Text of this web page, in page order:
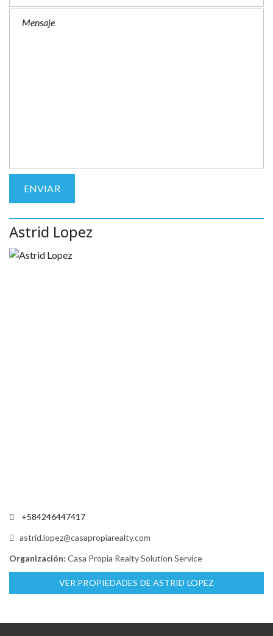
Astrid Lopez
+584246447417
astrid.lopez@casapropiarealty.com
Organización: Casa Propia Realty Solution Service
VER PROPIEDADES DE ASTRID LOPEZ